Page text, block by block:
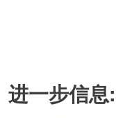
进一步信息: